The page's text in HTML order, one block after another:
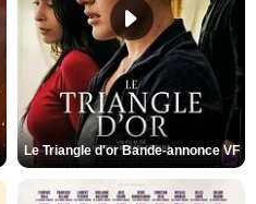
Le Triangle d'or Bande-annonce VF